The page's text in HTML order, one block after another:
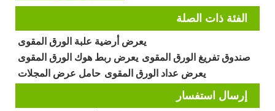
الفئة ذات الصلة
يعرض أرضية علبة الورق المقوى
يعرض ربط هوك الورق المقوى صندوق تفريغ الورق المقوى
حامل عرض المجلات يعرض عداد الورق المقوى
إرسال استفسار